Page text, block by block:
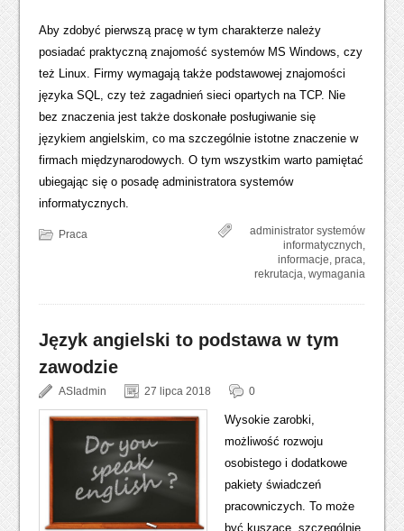
Aby zdobyć pierwszą pracę w tym charakterze należy
posiadać praktyczną znajomość systemów MS Windows, czy
też Linux. Firmy wymagają także podstawowej znajomości
języka SQL, czy też zagadnień sieci opartych na TCP. Nie
bez znaczenia jest także doskonałe posługiwanie się
językiem angielskim, co ma szczególnie istotne znaczenie w
firmach międzynarodowych. O tym wszystkim warto pamiętać
ubiegając się o posadę administratora systemów
informatycznych.
Praca
administrator systemów
informatycznych,
informacje,praca,
rekrutacja,wymagania
Język angielski to podstawa w tym
zawodzie
ASIadmin 27 lipca 2018 0
Wysokie zarobki,
możliwość rozwoju
osobistego i dodatkowe
pakiety świadczeń
pracowniczych. To może
być kuszące, szczególnie